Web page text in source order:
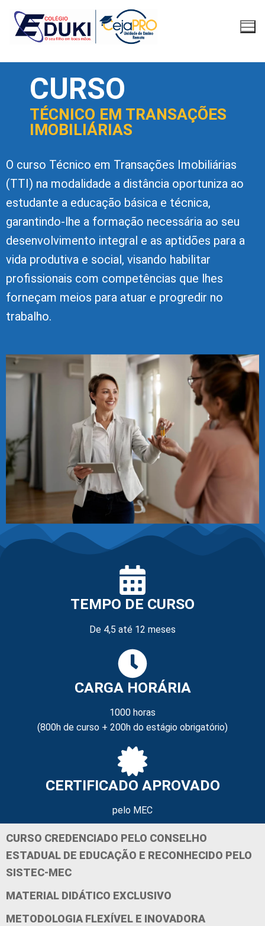
CURSO
TÉCNICO EM TRANSAÇÕES
IMOBILIÁRIAS
O curso Técnico em Transações Imobiliárias
(TTI) na modalidade a distância oportuniza ao
estudante a educação básica e técnica,
garantindo-lhe a formação necessária ao seu
desenvolvimento integral e as aptidões para a
vida produtiva e social, visando habilitar
profissionais com competências que lhes
forneçam meios para atuar e progredir no
trabalho.
TEMPO DE CURSO
De 4,5 até 12 meses
CARGA HORÁRIA
1000 horas
(800h de curso + 200h do estágio obrigatório)
CERTIFICADO APROVADO
pelo MEC
CURSO CREDENCIADO PELO CONSELHO
ESTADUAL DE EDUCAÇÃO E RECONHECIDO PELO
SISTEC-MEC
MATERIAL DIDÁTICO EXCLUSIVO
METODOLOGIA FLEXÍVEL E INOVADORA